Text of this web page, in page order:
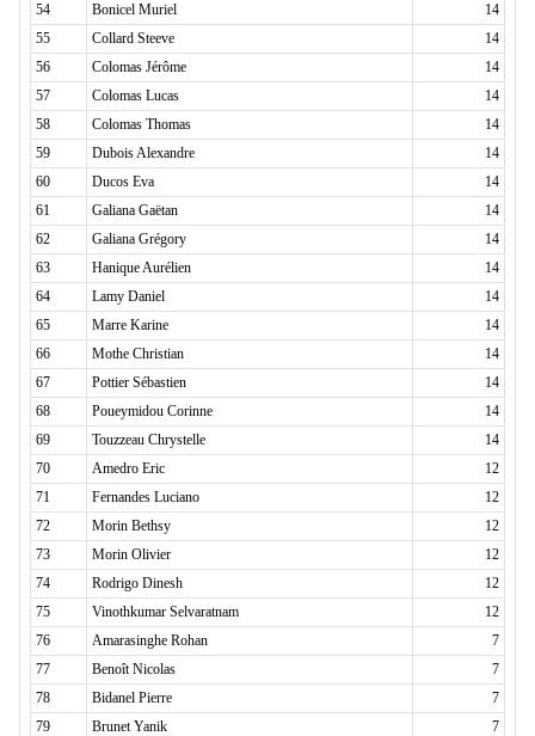
54
Bonicel Muriel
14
55
Collard Steeve
14
56
Colomas Jérôme
14
57
Colomas Lucas
14
58
Colomas Thomas
14
59
Dubois Alexandre
14
60
Ducos Eva
14
61
Galiana Gaëtan
14
62
Galiana Grégory
14
63
Hanique Aurélien
14
64
Lamy Daniel
14
65
Marre Karine
14
66
Mothe Christian
14
67
Pottier Sébastien
14
68
Poueymidou Corinne
14
69
Touzzeau Chrystelle
14
70
Amedro Eric
12
71
Fernandes Luciano
12
72
Morin Bethsy
12
73
Morin Olivier
12
74
Rodrigo Dinesh
12
75
Vinothkumar Selvaratnam
12
76
Amarasinghe Rohan
7
77
Benoît Nicolas
7
78
Bidanel Pierre
7
79
Brunet Yanik
7